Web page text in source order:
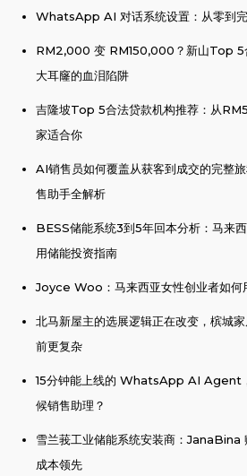
WhatsApp AI 对话系统设置：从零到完
RM2,000 变 RM150,000？新山Top 5
大耳窿的血泪陷阱
吉隆坡Top 5合法贷款机构推荐：从
家适合你
AI销售员如何覆盖从获客到成交的完
售助手全解析
BESS储能系统3到5年回本分析：马来
用储能投资指南
Joyce Woo：马来西亚女性创业者如何
北马新屋主的选展逻辑正在改变，槟城
前更复杂
15分钟能上线的 WhatsApp AI Agent
候销售助理？
雪兰莪工业储能系统安装商：JanaBina
成本领先